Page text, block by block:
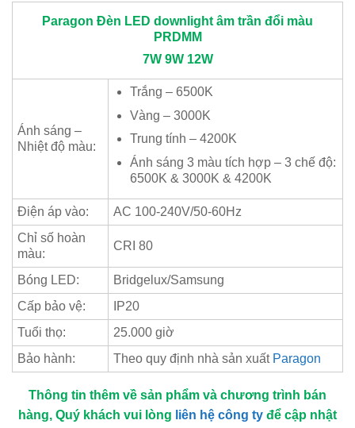
Paragon Đèn LED downlight âm trần đổi màu
PRDMM
7W 9W 12W
Ánh sáng –
Nhiệt độ màu:
Trắng – 6500K
Vàng – 3000K
Trung tính – 4200K
Ánh sáng 3 màu tích hợp – 3 chế độ:
6500K & 3000K & 4200K
Điện áp vào:
AC 100-240V/50-60Hz
Chỉ số hoàn
màu:
CRI 80
Bóng LED:
Bridgelux/Samsung
Cấp bảo vệ:
IP20
Tuổi thọ:
25.000 giờ
Bảo hành:
Theo quy định nhà sản xuất Paragon
Thông tin thêm về sản phẩm và chương trình bán
hàng, Quý khách vui lòng liên hệ công ty để cập nhật